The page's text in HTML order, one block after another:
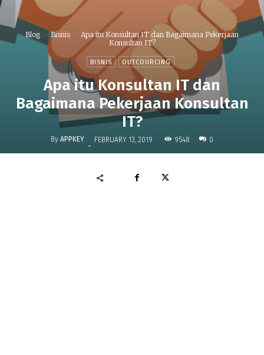
Blog Bisnis
Apa itu Konsultan IT dan Bagaimana Pekerjaan
Konsultan IT?
BISNIS OUTCOURCING
Apa itu Konsultan IT dan
Bagaimana Pekerjaan Konsultan
IT?
By APPKEY - FEBRUARY 13, 2019 9548 0